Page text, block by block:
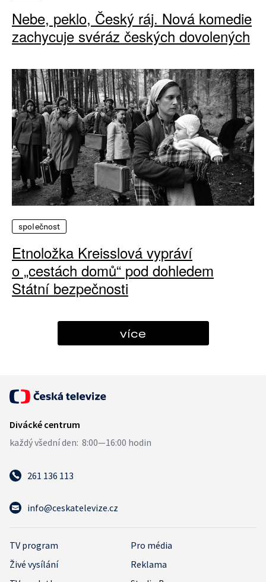
Nebe, peklo, Český ráj. Nová komedie
zachycuje svéráz českých dovolených
společnost
Etnoložka Kreisslová vypráví
o „cestách domů“ pod dohledem
Státní bezpečnosti
více
261 136 113
info@ceskatelevize.cz
TV program
Pro média
Živé vysílání
Reklama